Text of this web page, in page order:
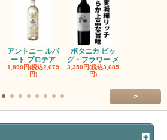
アントニー ルパ
ート プロテア
1,890円(税込2,079
円)
ボタニカ ビッ
グ・フラワー メ
3,350円(税込3,685
円)
>